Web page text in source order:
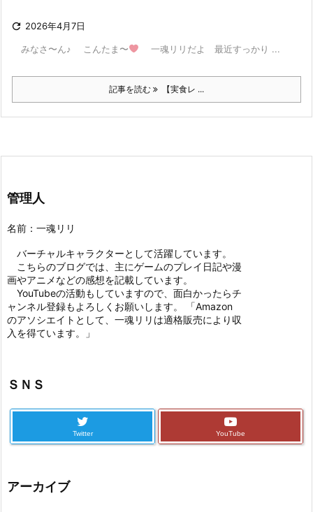
 2026年4月7日
みなさ〜ん♪ こんたま〜 一魂リリだよ 最近すっかり ...
記事を読む 【実食レ ...
管理人
名前：一魂リリ
バーチャルキャラクターとして活躍しています。
こちらのブログでは、主にゲームのプレイ日記や漫
画やアニメなどの感想を記載しています。
YouTubeの活動もしていますので、面白かったらチ
ャンネル登録もよろしくお願いします。 「Amazon
のアソシエイトとして、一魂リリは適格販売により収
入を得ています。」
ＳＮＳ
Twitter YouTube
アーカイブ